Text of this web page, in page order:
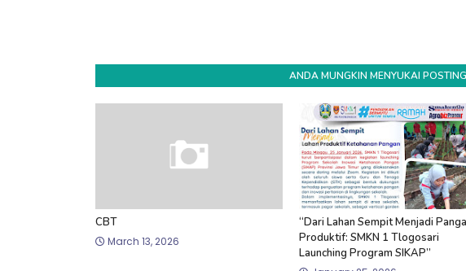
ANDA MUNGKIN MENYUKAI
CBT
March 13, 2026
“Dari Lahan Sempit Menjadi
Produktif: SMKN 1 Tlogosari
Launching Program SIKAP”